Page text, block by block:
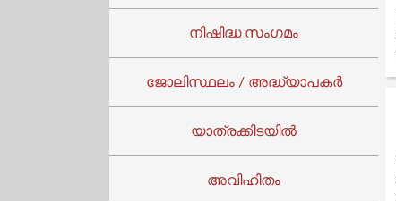
നിഷിദ്ധ സംഗമം
ജോലിസ്ഥലം / അദ്ധ്യാപകർ
യാത്രക്കിടയില്‍
അവിഹിതം